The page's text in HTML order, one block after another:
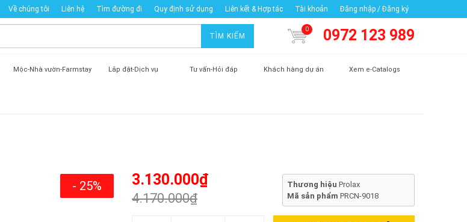
Về chúng tôi Liên hệ Tìm đường đi Quy định sử dụng Liên kết & Hợp tác Tài khoản Đăng nhập / Đăng ký
TÌM KIẾM
0 0972 123 989
Mộc-Nhà vườn-Farmstay Lắp đặt-Dịch vụ Tư vấn-Hỏi đáp Khách hàng dự án Xem e-Catalogs
- 25% 3.130.000₫
4.170.000₫
Thương hiệu Prolax
Mã sản phẩm PRCN-9018